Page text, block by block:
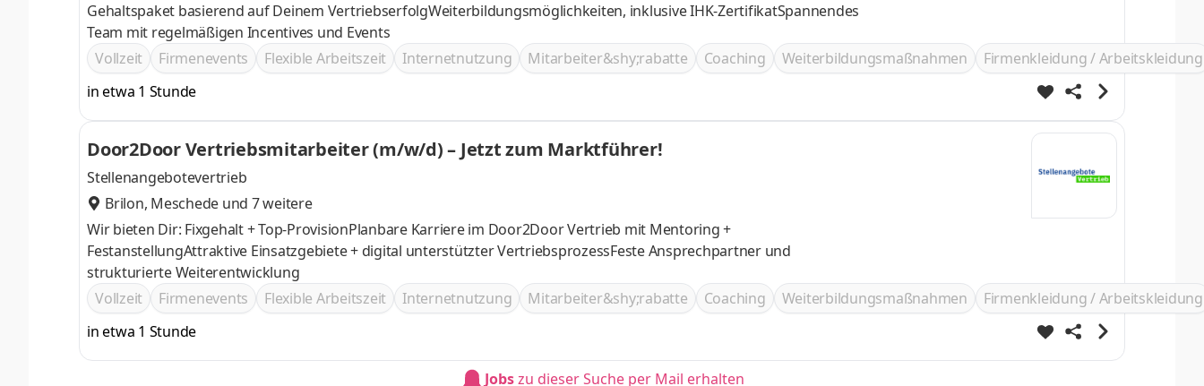
Gehaltspaket basierend auf Deinem VertriebserfolgWeiterbildungsmöglichkeiten, inklusive IHK-ZertifikatSpannendes
Team mit regelmäßigen Incentives und Events
Vollzeit
Firmenevents Flexible Arbeitszeit Internetnutzung Mitarbeiter&shy;rabatte Coaching Weiterbildungsmaßnahmen
Firmenkleidung / Arbeitskleidung
in etwa 1 Stunde
Door2Door Vertriebsmitarbeiter (m/w/d) – Jetzt zum Marktführer!
Stellenangebotevertrieb
Brilon, Meschede und 7 weitere
Wir bieten Dir: Fixgehalt + Top-ProvisionPlanbare Karriere im Door2Door Vertrieb mit Mentoring +
FestanstellungAttraktive Einsatzgebiete + digital unterstützter VertriebsprozessFeste Ansprechpartner und
strukturierte Weiterentwicklung
Vollzeit
Firmenevents Flexible Arbeitszeit Internetnutzung Mitarbeiter&shy;rabatte Coaching Weiterbildungsmaßnahmen
Firmenkleidung / Arbeitskleidung
in etwa 1 Stunde
Jobszu dieser Suche per Mail erhalten